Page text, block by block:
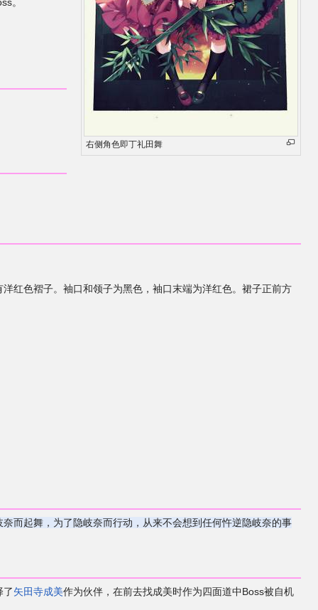
右侧角色即丁礼田舞
。
红色褶子。袖口和领子为黑色，袖口末端为洋红色。裙子正前方
奈而起舞，为了隐岐奈而行动，从来不会想到任何忤逆隐岐奈的事
了矢田寺成美作为伙伴，在前去找成美时作为四面道中Boss被自机